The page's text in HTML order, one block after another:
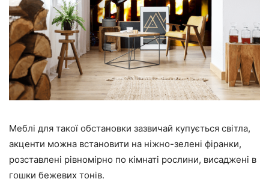
Меблі для такої обстановки зазвичай купується світла,
акценти можна встановити на ніжно-зелені фіранки,
розставлені рівномірно по кімнаті рослини, висаджені в
гошки бежевих тонів.